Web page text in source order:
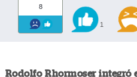
8
1
Rodolfo Rhormoser